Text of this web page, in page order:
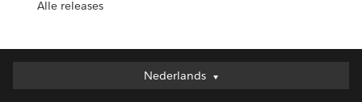
Alle releases
Nederlands
Nederlands